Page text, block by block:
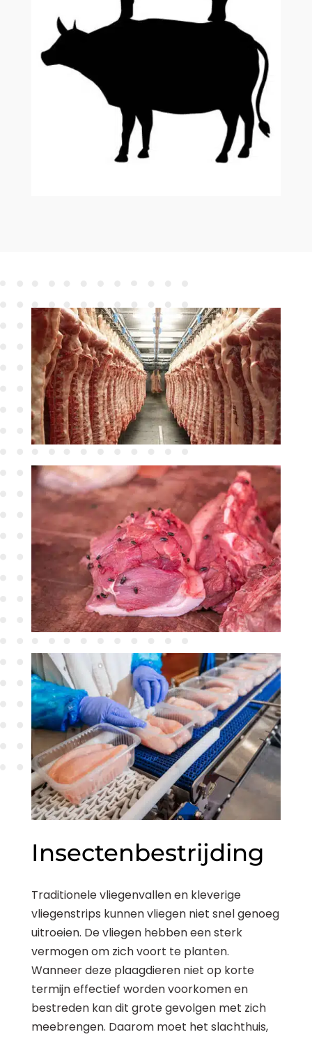
Insectenbestrijding
Traditionele vliegenvallen en kleverige
vliegenstrips kunnen vliegen niet snel genoeg
uitroeien. De vliegen hebben een sterk
vermogen om zich voort te planten.
Wanneer deze plaagdieren niet op korte
termijn effectief worden voorkomen en
bestreden kan dit grote gevolgen met zich
meebrengen. Daarom moet het slachthuis,